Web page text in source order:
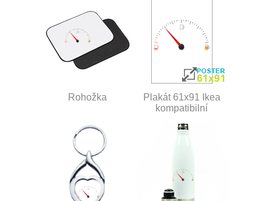
Rohožka
Plakát 61x91 Ikea
kompatibilní